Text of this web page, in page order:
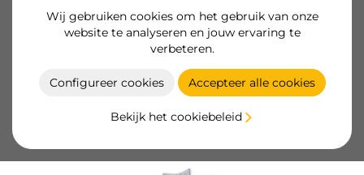
Wij gebruiken cookies om het gebruik van onze
website te analyseren en jouw ervaring te
verbeteren.
Configureer cookies Accepteer alle cookies
Bekijk het cookiebeleid
Essentiële producten
Klant worden
Productspecificatie